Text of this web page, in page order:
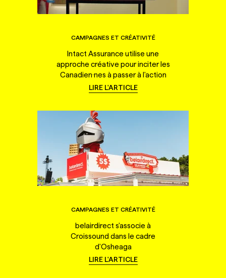
CAMPAGNES ET CRÉATIVITÉ
Intact Assurance utilise une
approche créative pour inciter les
Canadien·nes à passer à l'action
LIRE L'ARTICLE
CAMPAGNES ET CRÉATIVITÉ
belairdirect s'associe à
Croissound dans le cadre
d'Osheaga
LIRE L'ARTICLE